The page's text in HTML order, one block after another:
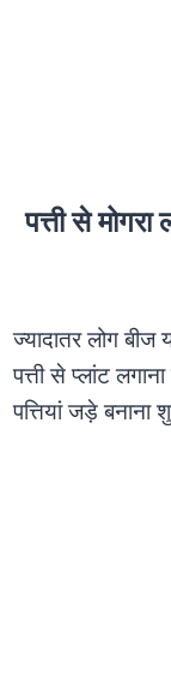
पत्ती से
ज्यादातर लोग
पत्ती से प्लांट
पत्तियां जड़े